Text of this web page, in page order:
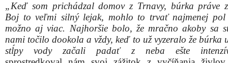
„Keď som prichádzal domov z Trnavy, búrka práve
Boj to veľmi silný lejak, mohlo to trvať najmenej pol
možno aj viac. Najhoršie bolo, že mračno akoby sa
nami točilo dookola a vždy, keď to už vyzeralo že búrka
stĺpy vody začali padať z neba ešte